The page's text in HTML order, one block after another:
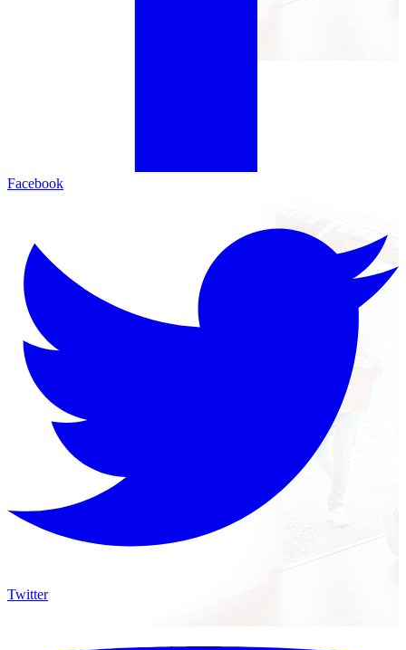
Facebook
Twitter